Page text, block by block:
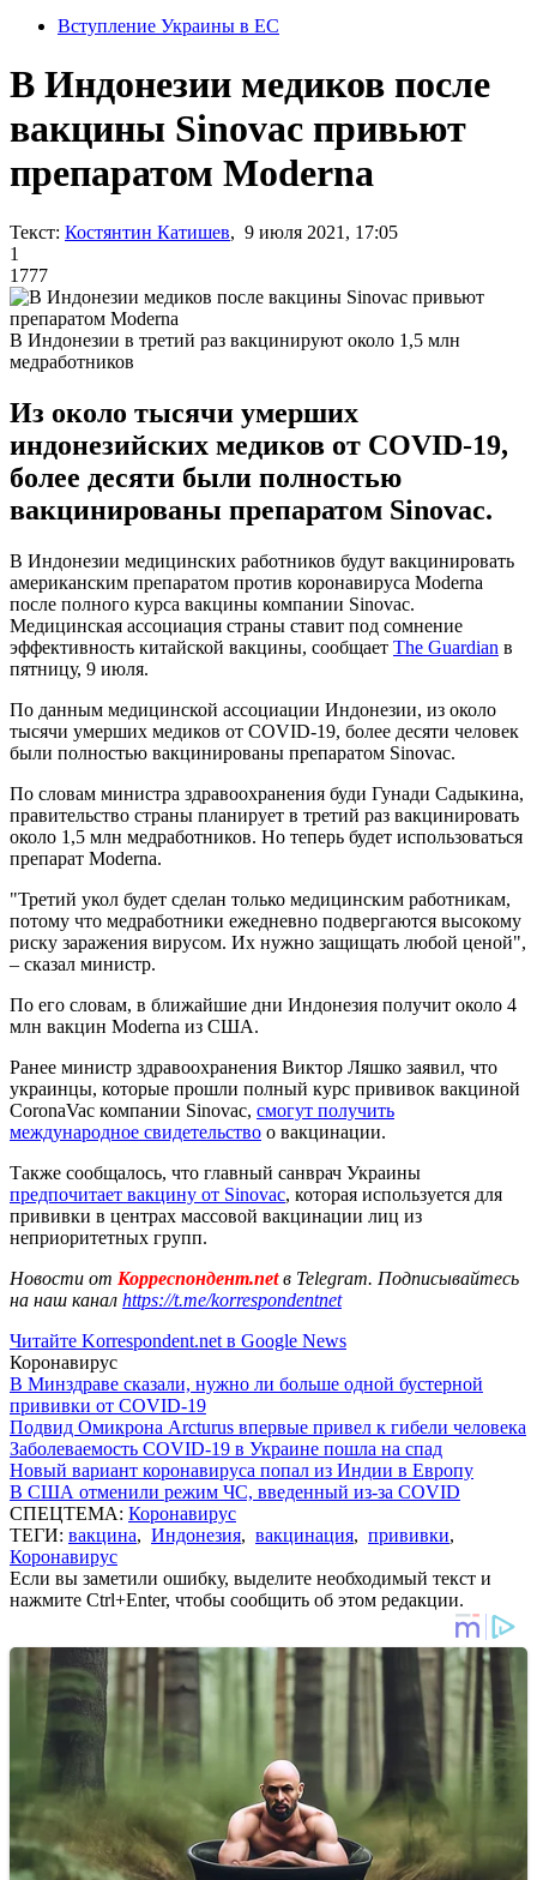
Вступление Украины в ЕС
В Индонезии медиков после
вакцины Sinovac привьют
препаратом Moderna
Текст: Костянтин Катишев, 9 июля 2021, 17:05
1
1777
В Индонезии в третий раз вакцинируют около 1,5 млн
медработников
Из около тысячи умерших
индонезийских медиков от COVID-19,
более десяти были полностью
вакцинированы препаратом Sinovac.
В Индонезии медицинских работников будут вакцинировать
американским препаратом против коронавируса Moderna
после полного курса вакцины компании Sinovac.
Медицинская ассоциация страны ставит под сомнение
эффективность китайской вакцины, сообщает The Guardian в
пятницу, 9 июля.
По данным медицинской ассоциации Индонезии, из около
тысячи умерших медиков от COVID-19, более десяти человек
были полностью вакцинированы препаратом Sinovac.
По словам министра здравоохранения буди Гунади Садыкина,
правительство страны планирует в третий раз вакцинировать
около 1,5 млн медработников. Но теперь будет использоваться
препарат Moderna.
"Третий укол будет сделан только медицинским работникам,
потому что медработники ежедневно подвергаются высокому
риску заражения вирусом. Их нужно защищать любой ценой",
– сказал министр.
По его словам, в ближайшие дни Индонезия получит около 4
млн вакцин Moderna из США.
Ранее министр здравоохранения Виктор Ляшко заявил, что
украинцы, которые прошли полный курс прививок вакциной
CoronaVac компании Sinovac, смогут получить
международное свидетельство о вакцинации.
Также сообщалось, что главный санврач Украины
предпочитает вакцину от Sinovac, которая используется для
прививки в центрах массовой вакцинации лиц из
неприоритетных групп.
Новости от Корреспондент.netв Telegram. Подписывайтесь
на наш канал https://t.me/korrespondentnet
Читайте Korrespondent.net в Google News
Коронавирус
В Минздраве сказали, нужно ли больше одной бустерной
прививки от COVID-19
Подвид Омикрона Arcturus впервые привел к гибели человека
Заболеваемость COVID-19 в Украине пошла на спад
Новый вариант коронавируса попал из Индии в Европу
В США отменили режим ЧС, введенный из-за COVID
СПЕЦТЕМА: Коронавирус
ТЕГИ: вакцина, Индонезия, вакцинация, прививки,
Коронавирус
Если вы заметили ошибку, выделите необходимый текст и
нажмите Ctrl+Enter, чтобы сообщить об этом редакции.